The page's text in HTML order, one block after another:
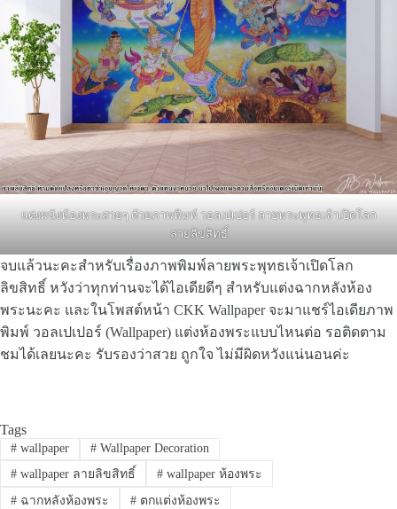
แต่งผนังห้องพระสวยๆ ด้วยภาพพิมพ์ วอลเปเปอร์ ลายพระพุทธเจ้าเปิดโลก
ลายลิขสิทธิ์
จบแล้วนะคะสำหรับเรื่องภาพพิมพ์ลายพระพุทธเจ้าเปิดโลก
ลิขสิทธิ์ หวังว่าทุกท่านจะได้ไอเดียดีๆ สำหรับแต่งฉากหลังห้อง
พระนะคะ และในโพสต์หน้า CKK Wallpaper จะมาแชร์ไอเดียภาพ
พิมพ์ วอลเปเปอร์ (Wallpaper) แต่งห้องพระแบบไหนต่อ รอติดตาม
ชมได้เลยนะคะ รับรองว่าสวย ถูกใจ ไม่มีผิดหวังแน่นอนค่ะ
Tags
#wallpaper #Wallpaper Decoration
#wallpaper ลายลิขสิทธิ์ #wallpaper ห้องพระ
#ฉากหลังห้องพระ #ตกแต่งห้องพระ